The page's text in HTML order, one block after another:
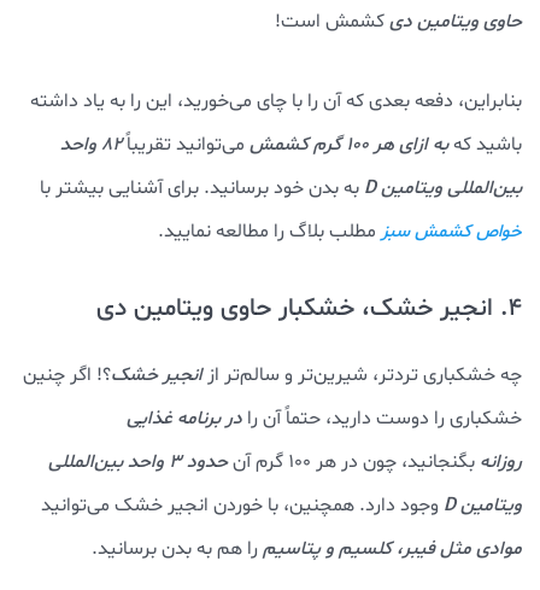
حاوی ویتامین دیکشمش است!
بنابراین، دفعه بعدی که آن را با چای می‌خورید، این را به یاد داشته
باشید کهبه ازای هر ۱۰۰ گرم کشمش می‌توانید تقریباً۸۲ واحد
بین‌المللی ویتامین D
به بدن خود برسانید. برای آشنایی بیشتر با
خواص کشمش سبز مطلب بلاگ را مطالعه نمایید.
4. انجیر خشک، خشکبار حاوی ویتامین دی
چه خشکباری تردتر، شیرین‌تر و سالم‌تر ازانجیر خشک؟! اگر چنین
خشکباری را دوست دارید، حتماً آن را در برنامه غذایی
روزانه بگنجانید، چون در هر ۱۰۰ گرم آن
حدود ۳ واحد بین‌المللی
ویتامین D
وجود دارد. همچنین، با خوردن انجیر خشک می‌توانید
موادی مثل فیبر، کلسیم و پتاسیم را هم به بدن برسانید.